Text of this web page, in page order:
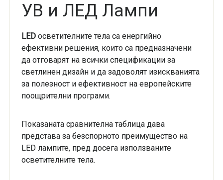
УВ и ЛЕД Лампи
LEDосветителните тела са енергийно
ефективни решения, които са предназначени
да отговарят на всички спецификации за
светлинен дизайн и да задоволят изискванията
за полезност и ефективност на европейските
поощрителни програми.
Показаната сравнителна таблица дава
представа за безспорното преимущество на
LED лампите, пред досега използваните
осветителните тела.